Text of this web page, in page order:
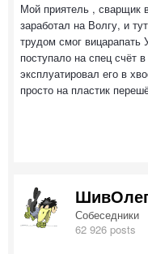
Мой приятель , сварщик
заработал на Волгу, и
трудом смог вицарапать
поступало на спец счёт
эксплуатировал его в
просто на пластик
Собеседники
62 926 posts